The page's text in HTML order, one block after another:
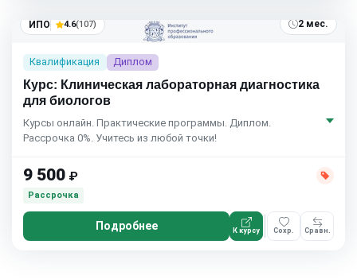
ИПО 4.6(107) 2 мес.
Квалификация Диплом
Курс: Клиническая лабораторная диагностика
для биологов
Курсы онлайн. Практические программы. Диплом.
Рассрочка 0%. Учитесь из любой точки!
9 500 ₽
Рассрочка
Подробнее К курсу Сохр. Сравн.